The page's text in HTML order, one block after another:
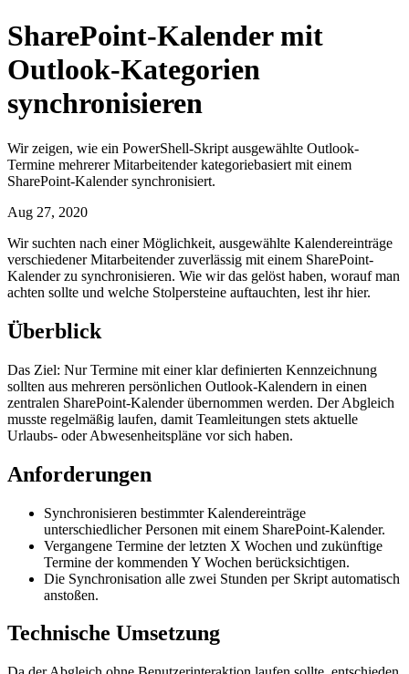
SharePoint-Kalender mit
Outlook-Kategorien
synchronisieren
Wir zeigen, wie ein PowerShell-Skript ausgewählte Outlook-
Termine mehrerer Mitarbeitender kategoriebasiert mit einem
SharePoint-Kalender synchronisiert.
Aug 27, 2020
Wir suchten nach einer Möglichkeit, ausgewählte Kalendereinträge
verschiedener Mitarbeitender zuverlässig mit einem SharePoint-
Kalender zu synchronisieren. Wie wir das gelöst haben, worauf man
achten sollte und welche Stolpersteine auftauchten, lest ihr hier.
Überblick
Das Ziel: Nur Termine mit einer klar definierten Kennzeichnung
sollten aus mehreren persönlichen Outlook-Kalendern in einen
zentralen SharePoint-Kalender übernommen werden. Der Abgleich
musste regelmäßig laufen, damit Teamleitungen stets aktuelle
Urlaubs- oder Abwesenheitspläne vor sich haben.
Anforderungen
Synchronisieren bestimmter Kalendereinträge
unterschiedlicher Personen mit einem SharePoint-Kalender.
Vergangene Termine der letzten X Wochen und zukünftige
Termine der kommenden Y Wochen berücksichtigen.
Die Synchronisation alle zwei Stunden per Skript automatisch
anstoßen.
Technische Umsetzung